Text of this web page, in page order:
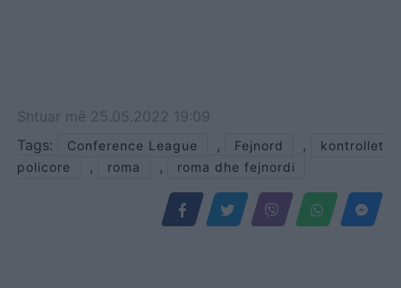
Shtuar më 25.05.2022 19:09
Tags:
Conference League , Fejnord ,
kontrollet
policore
, roma , roma dhe fejnordi